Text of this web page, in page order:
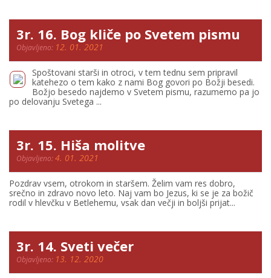
3r. 16. Bog kliče po Svetem pismu
Objavljeno: 12. 01. 2021
Spoštovani starši in otroci, v tem tednu sem pripravil
katehezo o tem kako z nami Bog govori po Božji besedi.
Božjo besedo najdemo v Svetem pismu, razumemo pa jo
po delovanju Svetega ...
3r. 15. Hiša molitve
Objavljeno:4. 01. 2021
Pozdrav vsem, otrokom in staršem. Želim vam res dobro,
srečno in zdravo novo leto. Naj vam bo Jezus, ki se je za božič
rodil v hlevčku v Betlehemu, vsak dan večji in boljši prijat...
3r. 14. Sveti večer
Objavljeno: 13. 12. 2020